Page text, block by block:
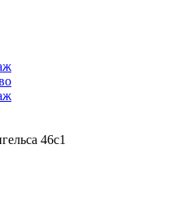
46с1